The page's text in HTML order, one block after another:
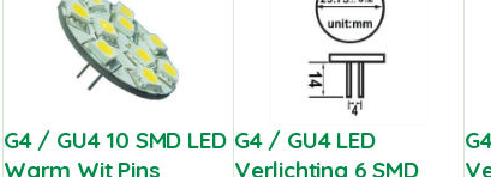
G4 / GU4 10 SMD LED
Warm Wit Pins
G4 / GU4 LED
Verlichting 6 SMD